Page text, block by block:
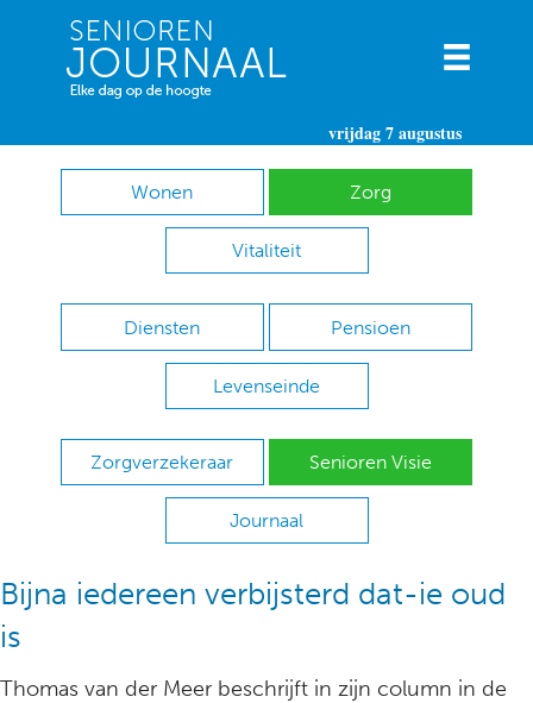
vrijdag 7 augustus
Wonen Zorg
Vitaliteit
Diensten Pensioen
Levenseinde
Zorgverzekeraar Senioren Visie
Journaal
Bijna iedereen verbijsterd dat-ie oud
is
Thomas van der Meer beschrijft in zijn column in de